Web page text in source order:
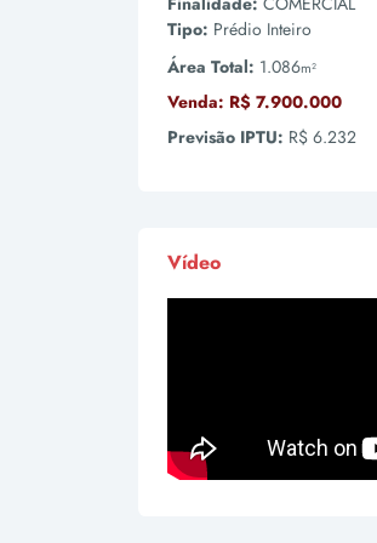
Tipo: Prédio Inteiro
Área Total: 1.086m²
Venda: R$ 7.900.000
Previsão IPTU: R$ 6.232
Vídeo